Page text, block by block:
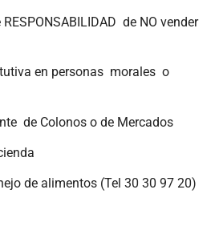
de NO vender
en personas morales o
de Colonos o de Mercados
de alimentos (Tel 30 30 97 20)